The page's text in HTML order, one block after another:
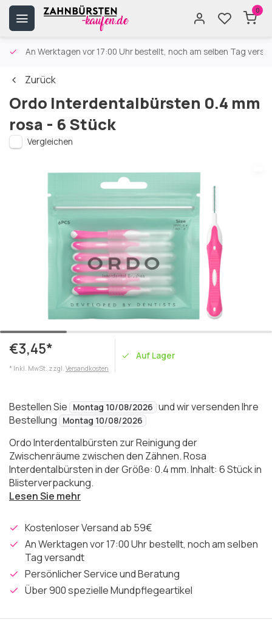
0
An Werktagen vor 17:00 Uhr bestellt, noch am selben Tag
Zurück
Ordo Interdentalbürsten 0.4 mm
rosa - 6 Stück
Vergleichen
€3,45*
* Inkl. MwSt. zzgl. Versandkosten
Auf Lager
Bestellen Sie Montag 10/08/2026 und wir versenden Ihre
Bestellung
Montag 10/08/2026
Ordo Interdentalbürsten zur Reinigung der
Zwischenräume zwischen den Zähnen. Rosa
Interdentalbürsten in der Größe: 0.4 mm. Inhalt: 6 Stück in
Blisterverpackung.
Lesen Sie mehr
Kostenloser Versand ab 59€
An Werktagen vor 17:00 Uhr bestellt, noch am selben
Tag versandt
Persönlicher Service und Beratung
Über 900 spezielle Mundpflegeartikel